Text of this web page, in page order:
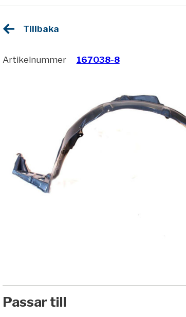
Tillbaka
Artikelnummer 167038-8
Passar till